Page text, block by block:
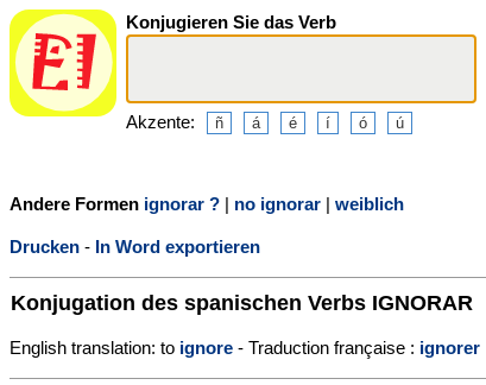
Konjugieren Sie das Verb
Akzente:
Andere Formen ignorar ? | no ignorar | weiblich
Drucken - In Word exportieren
Konjugation des spanischen Verbs IGNORAR
English translation: to ignore - Traduction française : ignorer